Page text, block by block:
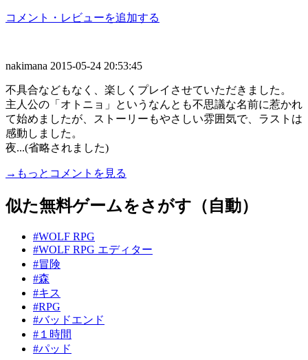
コメント・レビューを追加する
nakimana 2015-05-24 20:53:45
不具合などもなく、楽しくプレイさせていただきました。
主人公の「オトニョ」というなんとも不思議な名前に惹かれ
て始めましたが、ストーリーもやさしい雰囲気で、ラストは
感動しました。
夜...(省略されました)
→もっとコメントを見る
似た無料ゲームをさがす（自動）
#WOLF RPG
#WOLF RPG エディター
#冒険
#森
#キス
#RPG
#バッドエンド
#１時間
#パッド